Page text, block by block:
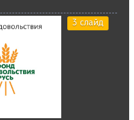
3 слайд